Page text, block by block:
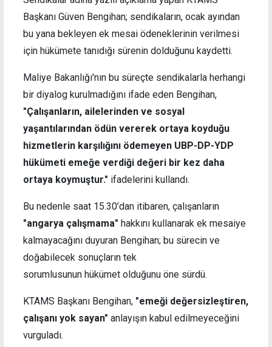
Başkanı Güven Bengihan; sendikaların, ocak ayından
bu yana bekleyen ek mesai ödeneklerinin verilmesi
için hükümete tanıdığı sürenin dolduğunu kaydetti.
Maliye Bakanlığı'nın bu süreçte sendikalarla herhangi
bir diyalog kurulmadığını ifade eden Bengihan,
"Çalışanların, ailelerinden ve sosyal
yaşantılarından ödün vererek ortaya koyduğu
hizmetlerin karşılığını ödemeyen UBP-DP-YDP
hükümeti emeğe verdiği değeri bir kez daha
ortaya koymuştur." ifadelerini kullandı.
Bu nedenle saat 15.30’dan itibaren, çalışanların
"angarya çalışmama" hakkını kullanarak ek mesaiye
kalmayacağını duyuran Bengihan; bu sürecin ve
doğabilecek sonuçların tek
sorumlusunun hükümet olduğunu öne sürdü.
KTAMS Başkanı Bengihan, "emeği değersizleştiren,
çalışanı yok sayan" anlayışın kabul edilmeyeceğini
vurguladı.